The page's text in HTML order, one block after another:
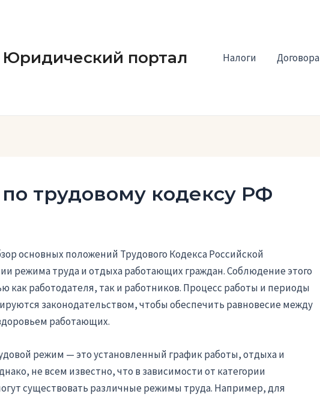
Юридический портал Налоги Договора
трудовому кодексу РФ
основных положений Трудового Кодекса Российской
режима труда и отдыха работающих граждан. Соблюдение этого
как работодателя, так и работников. Процесс работы и периоды
законодательством, чтобы обеспечить равновесие между
работающих.
режим — это установленный график работы, отдыха и
не всем известно, что в зависимости от категории
существовать различные режимы труда. Например, для